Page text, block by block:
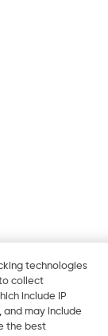
technologies
collect
include IP
and may include
the best